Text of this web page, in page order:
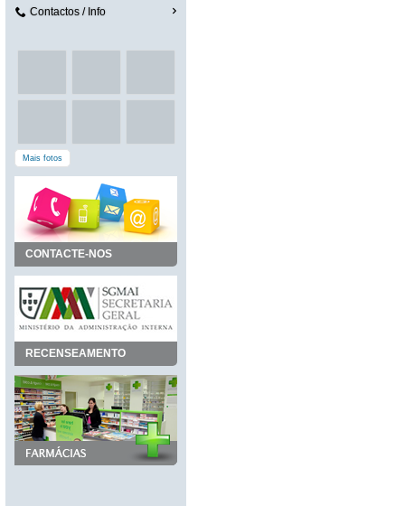
Contactos / Info
Mais fotos
CONTACTE-NOS
RECENSEAMENTO